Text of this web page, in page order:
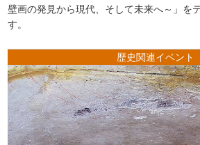
壁画の発見から現代、そして未来へ～」を
す。
歴史関連イベント